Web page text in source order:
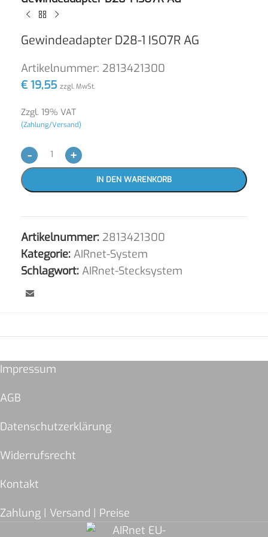
Gewindeadapter D28-1 ISO7R AG
Artikelnummer: 2813421300
€ 19,55 zzgl. MwSt.
Zzgl. 19% VAT
(Zahlung/Versand)
- +
IN DEN WARENKORB
Artikelnummer: 2813421300
Kategorie: AIRnet-System
Schlagwort: AIRnet-Stecksystem
Impressum
AGB
Datenschutzerklärung
Widerrufsrecht
Kontakt
Zahlung | Versand | Preise